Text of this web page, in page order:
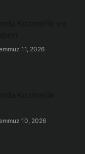
11, 2026
10, 2026